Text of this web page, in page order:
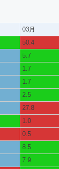
03月
50.4
5.7
1.7
1.7
2.5
27.8
1.0
0.5
8.5
7.9